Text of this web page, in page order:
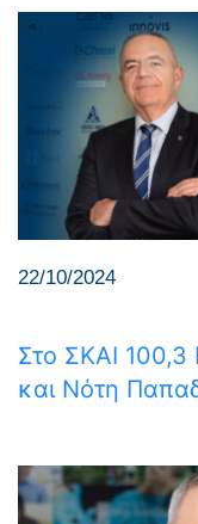
22/10/2024
Στο ΣΚΑΙ 100,3
και Νότη